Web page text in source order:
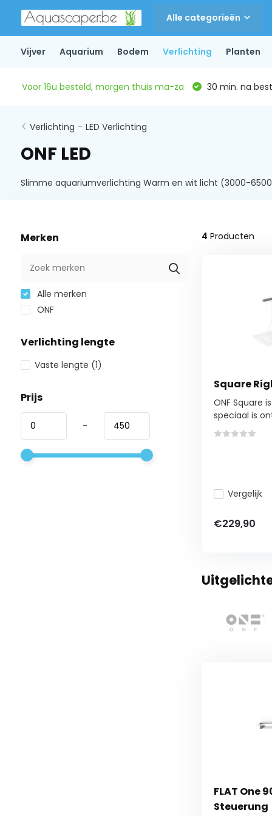
Alle categorieën
Vijver Aquarium Bodem Verlichting Planten
Voor 16u besteld, morgen thuis ma-za 30 min. na
Verlichting - LED Verlichting
ONF LED
Slimme aquariumverlichting Warm en wit licht (3000-
Merken
Alle merken
ONF
Verlichting lengte
Vaste lengte (1)
Prijs
-
4 Producten
Square
ONF Square
speciaal is
Vergelijk
€229,90
Uitgelichte
FLAT One
Steuerung